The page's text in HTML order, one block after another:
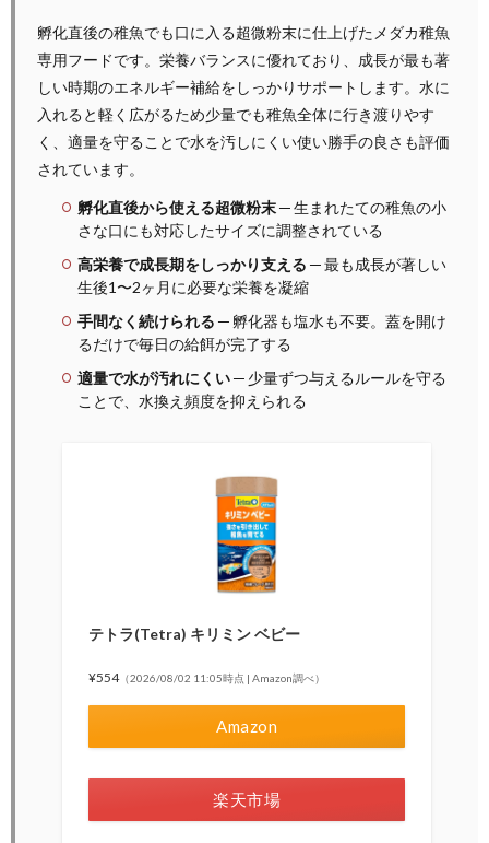
孵化直後の稚魚でも口に入る超微粉末に仕上げたメダカ稚魚
専用フードです。栄養バランスに優れており、成長が最も著
しい時期のエネルギー補給をしっかりサポートします。水に
入れると軽く広がるため少量でも稚魚全体に行き渡りやす
く、適量を守ることで水を汚しにくい使い勝手の良さも評価
されています。
孵化直後から使える超微粉末─ 生まれたての稚魚の小
さな口にも対応したサイズに調整されている
高栄養で成長期をしっかり支える ─ 最も成長が著しい
生後1〜2ヶ月に必要な栄養を凝縮
手間なく続けられる ─ 孵化器も塩水も不要。蓋を開け
るだけで毎日の給餌が完了する
適量で水が汚れにくい─ 少量ずつ与えるルールを守る
ことで、水換え頻度を抑えられる
テトラ(Tetra) キリミン ベビー
¥554（2026/08/02 11:05時点 | Amazon調べ）
Amazon
楽天市場